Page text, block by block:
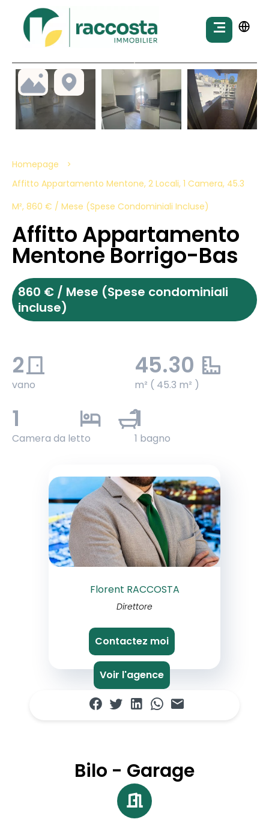
Homepage
Affitto Appartamento Mentone, 2 Locali, 1 Camera, 45.3
M², 860 € / Mese (Spese Condominiali Incluse)
Affitto Appartamento
Mentone Borrigo-Bas
860 € / Mese (Spese condominiali
incluse)
2
vano
45.30
m² ( 45.3 m² )
1
Camera da letto
1
1 bagno
Florent RACCOSTA
Direttore
Contactez moi
Voir l'agence
Bilo - Garage